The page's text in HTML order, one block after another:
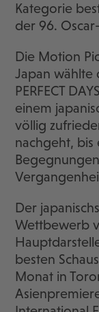
Kategorie
der 96.
Die Motion
Japan wählte
PERFECT
einem
völlig
nachgeht, bis
Der
Wettbewerb
besten
Monat in